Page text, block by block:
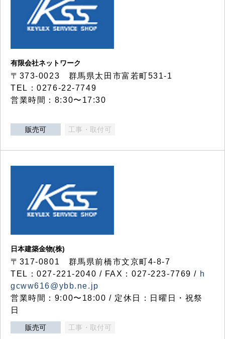
有限会社ネットワーク
〒373-0023 群馬県太田市富若町531-1
TEL：0276-22-7749
営業時間：8:30〜17:30
販売可 工事・取付可
日本建築金物(株)
〒317‐0801 群馬県前橋市文京町4-8-7
TEL：027-221-2040 / FAX：027-223-7769 / h
gcww616@ybb.ne.jp
営業時間：9:00〜18:00 / 定休日：日曜日・祝祭
日
販売可 工事・取付可